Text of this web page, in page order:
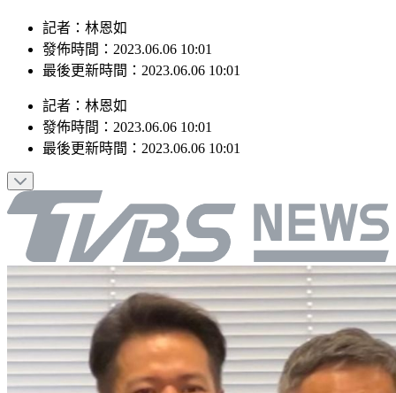
發佈時間：2023.06.06 10:01
最後更新時間：2023.06.06 10:01
發佈時間：2023.06.06 10:01
最後更新時間：2023.06.06 10:01